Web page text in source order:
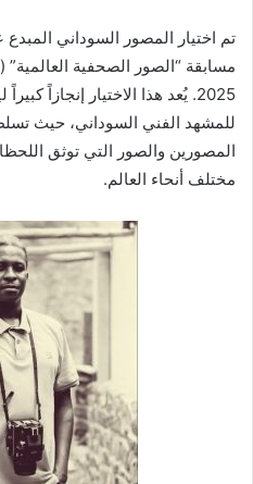
تم اختيار المصور السوداني
2025. يُعد هذا الاختيار إنجازاً
للمشهد الفني السوداني، حيث
المصورين والصور التي توثق
مختلف أنحاء العالم.